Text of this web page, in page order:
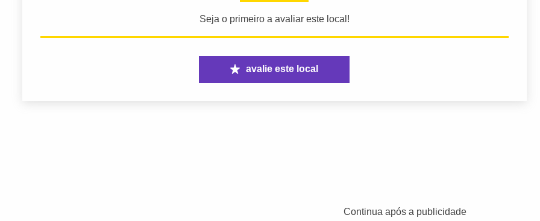
Seja o primeiro a avaliar este local!
avalie este local
Continua após a publicidade